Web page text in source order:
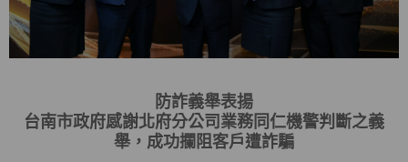
防詐義舉表揚
台南市政府感謝北府分公司業務同仁機警判斷之義
舉，成功攔阻客戶遭詐騙